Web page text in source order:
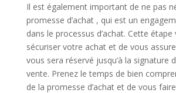
Il est également important de ne pas
promesse d’achat , qui est un
dans le processus d’achat. Cette
sécuriser votre achat et de vous
vous sera réservé jusqu’à la signature
vente. Prenez le temps de bien
de la promesse d’achat et de vous